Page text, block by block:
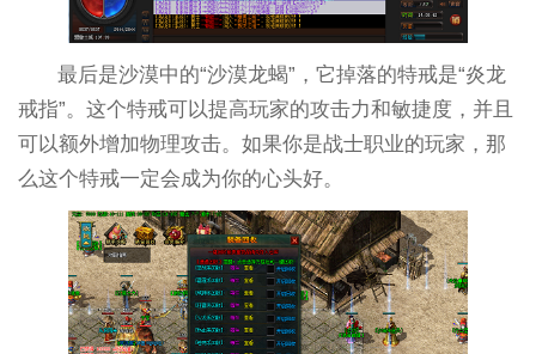
最后是沙漠中的“沙漠龙蝎”，它掉落的特戒是“炎龙
戒指”。这个特戒可以提高玩家的攻击力和敏捷度，并且
可以额外增加物理攻击。如果你是战士职业的玩家，那
么这个特戒一定会成为你的心头好。